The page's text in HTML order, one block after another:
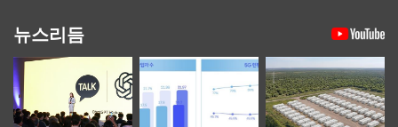
뉴스리듬